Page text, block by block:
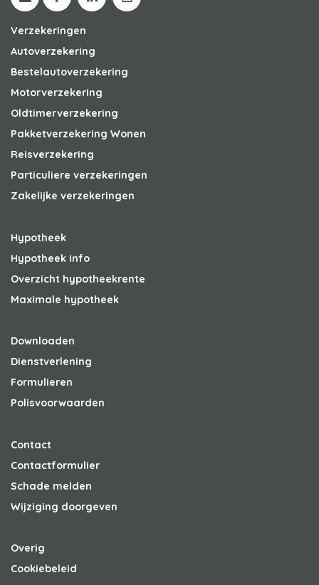
Verzekeringen
Autoverzekering
Bestelautoverzekering
Motorverzekering
Oldtimerverzekering
Pakketverzekering Wonen
Reisverzekering
Particuliere verzekeringen
Zakelijke verzekeringen
Hypotheek
Hypotheek info
Overzicht hypotheekrente
Maximale hypotheek
Downloaden
Dienstverlening
Formulieren
Polisvoorwaarden
Contact
Contactformulier
Schade melden
Wijziging doorgeven
Overig
Cookiebeleid